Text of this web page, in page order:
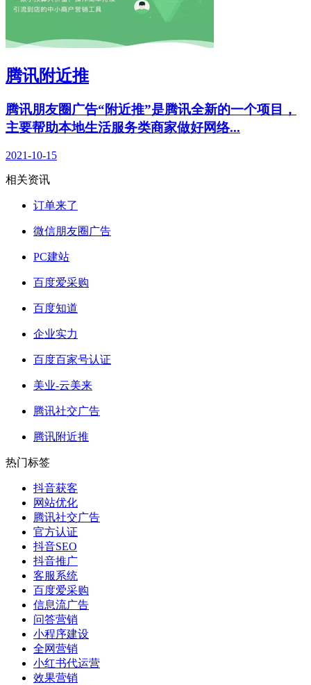
腾讯附近推
腾讯朋友圈广告“附近推”是腾讯全新的一个项目，
主要帮助本地生活服务类商家做好网络...
2021-10-15
相关资讯
订单来了
微信朋友圈广告
PC建站
百度爱采购
百度知道
企业实力
百度百家号认证
美业-云美来
腾讯社交广告
腾讯附近推
热门标签
抖音获客
网站优化
腾讯社交广告
官方认证
抖音SEO
抖音推广
客服系统
百度爱采购
信息流广告
问答营销
小程序建设
全网营销
小红书代运营
效果营销